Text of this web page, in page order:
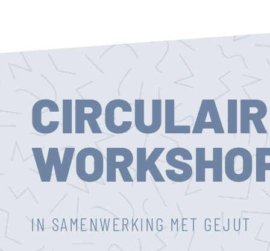
IN SAMENWERKING MET GEJUT